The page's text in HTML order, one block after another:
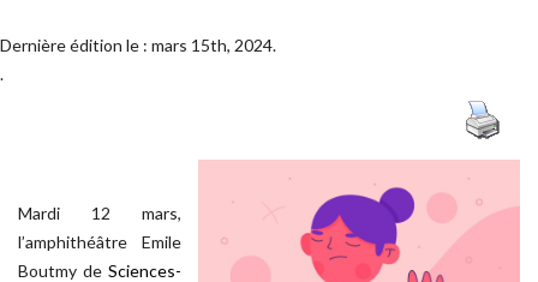
Dernière édition le : mars 15th, 2024.
.
Mardi 12 mars,
l’amphithéâtre Emile
Boutmy de Sciences-